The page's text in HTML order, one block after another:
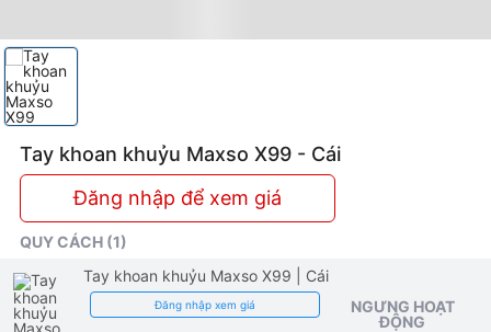
Tay khoan khuỷu Maxso X99 - Cái
Đăng nhập để xem giá
QUY CÁCH (1)
Tay khoan khuỷu Maxso X99
| Cái
Đăng nhập xem giá
NGƯNG HOẠT
ĐỘNG